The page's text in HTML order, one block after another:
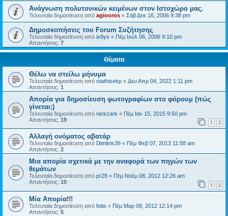
Ανάγνωση πολυτονικών κειμένων στον Ιστοχώρο μας.
Τελευταία δημοσίευση από agiooros « Σάβ Δεκ 16, 2006 9:38 pm
Δημοσκοπήσεις του Forum Συζήτησης
Τελευταία δημοσίευση από ix8ys « Πέμ Ιούλ 06, 2006 9:10 pm
Απαντήσεις: 7
Θέματα
Θέλω να στείλω μήνυμα
Τελευταία δημοσίευση από stathisekp « Δευ Απρ 04, 2022 1:11 pm
Απαντήσεις: 1
Απορία για δημοσίευση φωτογραφίων στο φόρουμ (πώς
γίνεται;)
Τελευταία δημοσίευση από nickzark « Πέμ Ιαν 15, 2015 9:50 pm
Απαντήσεις: 19 1 2
Αλλαγή ονόματος αβατάρ
Τελευταία δημοσίευση από Dimitris39 « Πέμ Φεβ 07, 2013 11:58 am
Απαντήσεις: 2
Μια απορία σχετικά με την αναφορά των πηγών των
θεμάτων
Τελευταία δημοσίευση από pr28 « Πέμ Νοέμ 08, 2012 12:26 am
Απαντήσεις: 10 1 2
Μία Απορία!!!
Τελευταία δημοσίευση από fotis « Πέμ Μαρ 08, 2012 12:14 pm
Απαντήσεις: 5